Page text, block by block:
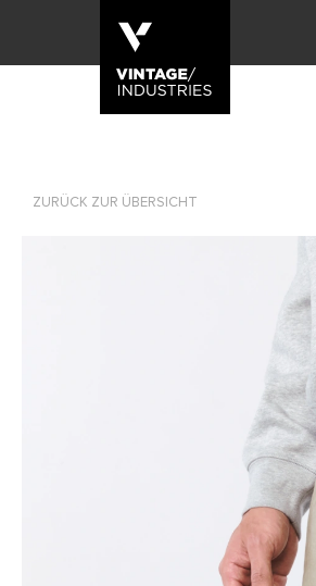
ZURÜCK ZUR ÜBERSICHT